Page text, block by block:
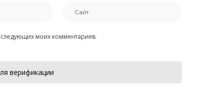
моих комментариев.
верификации